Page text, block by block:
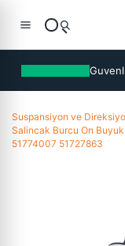
Suspansiyon ve
Salincak Burcu On
51774007 51727863